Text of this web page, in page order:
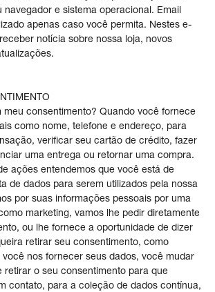
navegador e sistema operacional. Email
apenas caso você permita. Nestes e-
notícia sobre nossa loja, novos
meu consentimento? Quando você fornece
como nome, telefone e endereço, para
verificar seu cartão de crédito, fazer
uma entrega ou retornar uma compra.
ações entendemos que você está de
de dados para serem utilizados pela nossa
por suas informações pessoais por uma
marketing, vamos lhe pedir diretamente
ou lhe fornece a oportunidade de dizer
retirar seu consentimento, como
você nos fornecer seus dados, você mudar
retirar o seu consentimento para que
contato, para a coleção de dados contínua,